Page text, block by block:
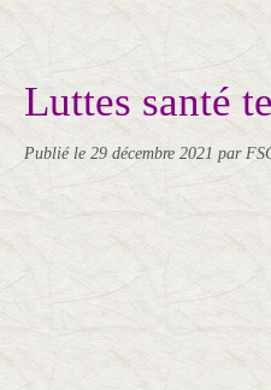
Luttes santé
Publié le 29 décembre 2021 par